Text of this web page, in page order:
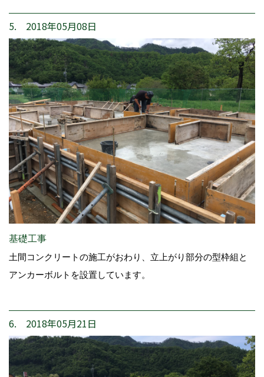
5. 2018年05月08日
基礎工事
土間コンクリートの施工がおわり、立上がり部分の型枠組と
アンカーボルトを設置しています。
6. 2018年05月21日